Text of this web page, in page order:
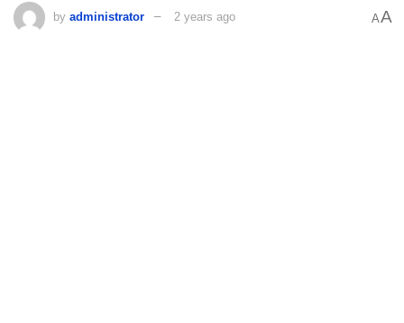
by administrator 2 years ago AA